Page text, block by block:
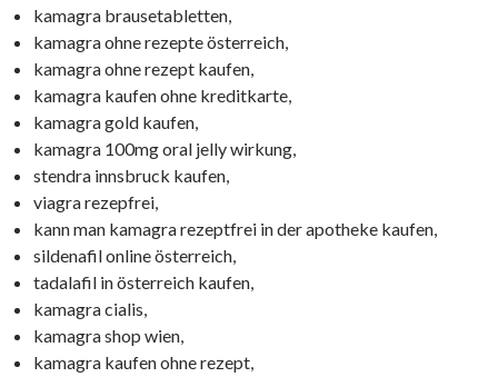
kamagra brausetabletten,
kamagra ohne rezepte österreich,
kamagra ohne rezept kaufen,
kamagra kaufen ohne kreditkarte,
kamagra gold kaufen,
kamagra 100mg oral jelly wirkung,
stendra innsbruck kaufen,
viagra rezepfrei,
kann man kamagra rezeptfrei in der apotheke kaufen,
sildenafil online österreich,
tadalafil in österreich kaufen,
kamagra cialis,
kamagra shop wien,
kamagra kaufen ohne rezept,